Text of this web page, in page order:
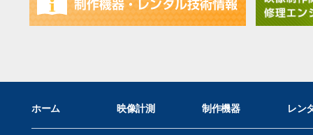
ホーム 映像計測 制作機器 レン